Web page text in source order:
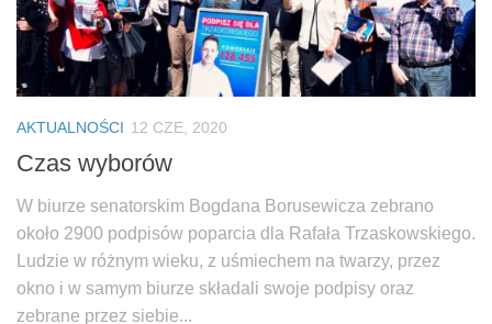
AKTUALNOŚCI 12 CZE, 2020
Czas wyborów
W biurze senatorskim Bogdana Borusewicza zebrano
około 2900 podpisów poparcia dla Rafała Trzaskowskiego.
Ludzie w różnym wieku, z uśmiechem na twarzy, przez
okno i w samym biurze składali swoje podpisy oraz
zebrane przez siebie...